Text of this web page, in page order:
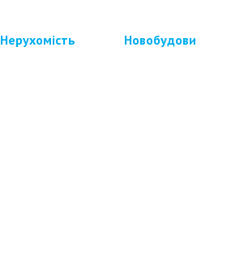
Нерухомість Новобудови